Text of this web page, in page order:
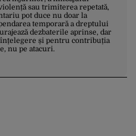
sau trimiterea repetată,
pot duce nu doar la
temporară a dreptului
dezbaterile aprinse, dar
și pentru contribuția
nu pe atacuri.